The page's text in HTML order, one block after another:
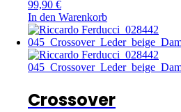
99,90 €
In den Warenkorb
Crossover